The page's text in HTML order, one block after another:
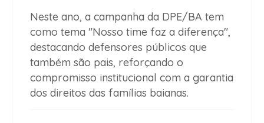
Neste ano, a campanha da DPE/BA tem
como tema "Nosso time faz a diferença",
destacando defensores públicos que
também são pais, reforçando o
compromisso institucional com a garantia
dos direitos das famílias baianas.